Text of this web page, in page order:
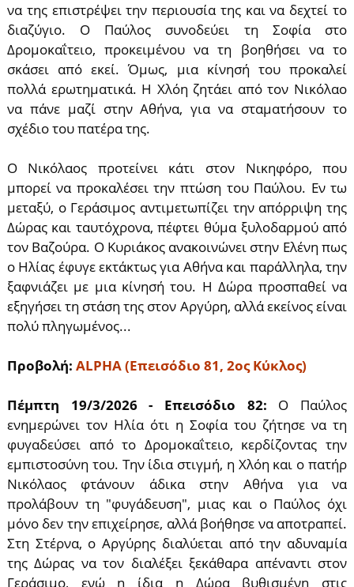
να της επιστρέψει την περιουσία της και να δεχτεί το
διαζύγιο. Ο Παύλος συνοδεύει τη Σοφία στο
Δρομοκαΐτειο, προκειμένου να τη βοηθήσει να το
σκάσει από εκεί. Όμως, μια κίνησή του προκαλεί
πολλά ερωτηματικά. Η Χλόη ζητάει από τον Νικόλαο
να πάνε μαζί στην Αθήνα, για να σταματήσουν το
σχέδιο του πατέρα της.
Ο Νικόλαος προτείνει κάτι στον Νικηφόρο, που
μπορεί να προκαλέσει την πτώση του Παύλου. Εν τω
μεταξύ, ο Γεράσιμος αντιμετωπίζει την απόρριψη της
Δώρας και ταυτόχρονα, πέφτει θύμα ξυλοδαρμού από
τον Βαζούρα. Ο Κυριάκος ανακοινώνει στην Ελένη πως
ο Ηλίας έφυγε εκτάκτως για Αθήνα και παράλληλα, την
ξαφνιάζει με μια κίνησή του. Η Δώρα προσπαθεί να
εξηγήσει τη στάση της στον Αργύρη, αλλά εκείνος είναι
πολύ πληγωμένος...
Προβολή: ALPHA (Επεισόδιο 81, 2ος Κύκλος)
Πέμπτη 19/3/2026 - Επεισόδιο 82: Ο Παύλος
ενημερώνει τον Ηλία ότι η Σοφία του ζήτησε να τη
φυγαδεύσει από το Δρομοκαΐτειο, κερδίζοντας την
εμπιστοσύνη του. Την ίδια στιγμή, η Χλόη και ο πατήρ
Νικόλαος φτάνουν άδικα στην Αθήνα για να
προλάβουν τη "φυγάδευση", μιας και ο Παύλος όχι
μόνο δεν την επιχείρησε, αλλά βοήθησε να αποτραπεί.
Στη Στέρνα, ο Αργύρης διαλύεται από την αδυναμία
της Δώρας να τον διαλέξει ξεκάθαρα απέναντι στον
Γεράσιμο, ενώ η ίδια η Δώρα βυθισμένη στις